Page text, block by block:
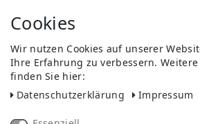
Cookies
Wir nutzen Cookies auf unserer
Ihre Erfahrung zu verbessern.
finden Sie hier:
Daten­schutz­erklärung
Impressum